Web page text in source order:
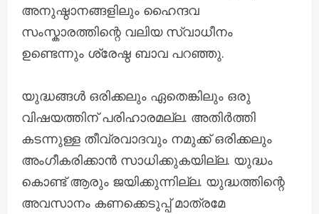
അനുഷ്ഠാനങ്ങളിലും ഹൈന്ദവ
സംസ്ക‌ാരത്തിന്റെ വലിയ സ്വാധീനം
ഉണ്ടെന്നും ശ്രേഷ്ഠ ബാവ പറഞ്ഞു.
യുദ്ധങ്ങൾ ഒരിക്കലും ഏതെങ്കിലും ഒരു
വിഷയത്തിന് പരിഹാരമല്ല. അതിർത്തി
കടന്നുള്ള തീവ്രവാദവും നമുക്ക് ഒരിക്കലും
അംഗീകരിക്കാൻ സാധിക്കുകയില്ല. യുദ്ധം
കൊണ്ട് ആരും ജയിക്കുന്നില്ല. യുദ്ധത്തിന്റെ
അവസാനം കണക്കെടുപ്പ് മാത്രമേ